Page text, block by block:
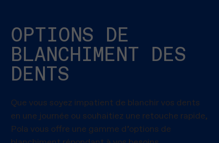
OPTIONS DE
BLANCHIMENT DES
DENTS
Que vous soyez impatient de blanchir vos dents
en une journée ou souhaitiez une retouche rapide,
Pola vous offre une gamme d’options de